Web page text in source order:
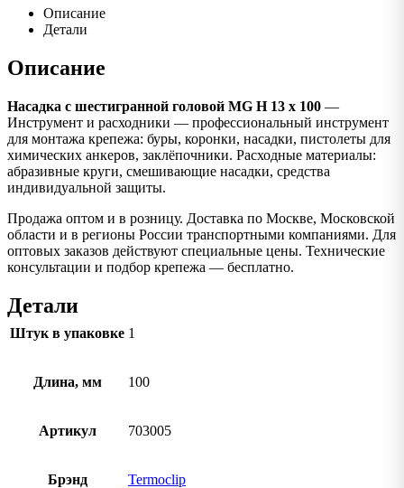
Описание
Детали
Описание
Насадка с шестигранной головой MG H 13 x 100 —
Инструмент и расходники — профессиональный инструмент
для монтажа крепежа: буры, коронки, насадки, пистолеты для
химических анкеров, заклёпочники. Расходные материалы:
абразивные круги, смешивающие насадки, средства
индивидуальной защиты.
Продажа оптом и в розницу. Доставка по Москве, Московской
области и в регионы России транспортными компаниями. Для
оптовых заказов действуют специальные цены. Технические
консультации и подбор крепежа — бесплатно.
Детали
Штук в упаковке 1
Длина, мм 100
Артикул 703005
Брэнд Termoclip